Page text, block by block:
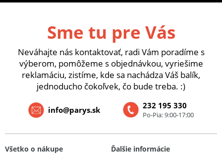
Sme tu pre Vás
Neváhajte nás kontaktovať, radi Vám poradíme s
výberom, pomôžeme s objednávkou, vyriešime
reklamáciu, zistíme, kde sa nachádza Váš balík,
jednoducho čokoľvek, čo bude treba. :)
232 195 330
Po-Pia: 9:00-17:00
info@parys.sk
Všetko o nákupe
Ďalšie informácie